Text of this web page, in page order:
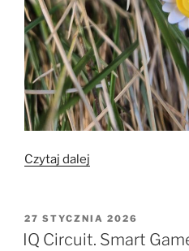
Czytaj dalej
Stokrotki.
11508”
OPUBLIKOWANE
W
27 STYCZNIA 2026
IQ Circuit. Smart